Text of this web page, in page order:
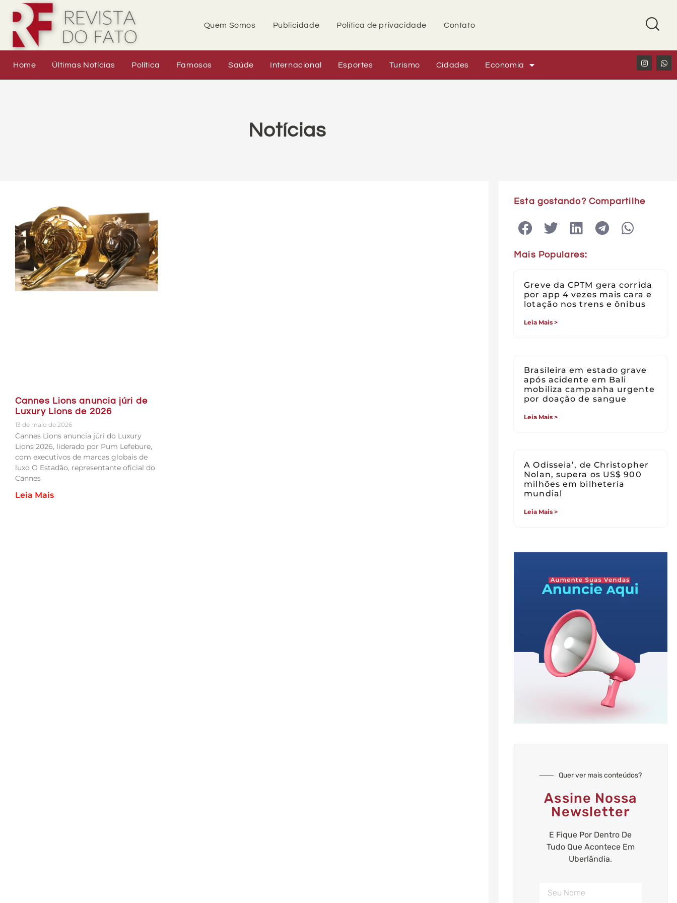
Quem Somos Publicidade Política de privacidade Contato
Home Últimas Notícias Política Famosos Saúde Internacional Esportes Turismo Cidades Economia
Notícias
Cannes Lions anuncia júri de
Luxury Lions de 2026
13 de maio de 2026
Cannes Lions anuncia júri do Luxury
Lions 2026, liderado por Pum Lefebure,
com executivos de marcas globais de
luxo O Estadão, representante oficial do
Cannes
Leia Mais
Esta gostando? Compartilhe
Mais Populares:
Greve da CPTM gera corrida
por app 4 vezes mais cara e
lotação nos trens e ônibus
Leia Mais >
Brasileira em estado grave
após acidente em Bali
mobiliza campanha urgente
por doação de sangue
Leia Mais >
A Odisseia’, de Christopher
Nolan, supera os US$ 900
milhões em bilheteria
mundial
Leia Mais >
Quer ver mais conteúdos?
Assine Nossa
Newsletter
E Fique Por Dentro De
Tudo Que Acontece Em
Uberlândia.